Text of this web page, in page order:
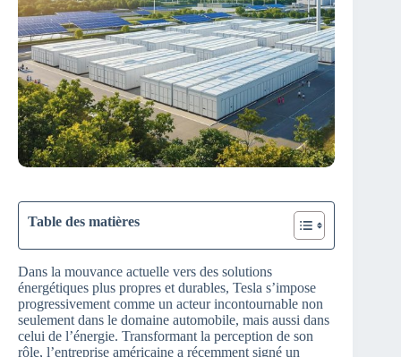
Table des matières
Dans la mouvance actuelle vers des solutions
énergétiques plus propres et durables, Tesla s’impose
progressivement comme un acteur incontournable non
seulement dans le domaine automobile, mais aussi dans
celui de l’énergie. Transformant la perception de son
rôle, l’entreprise américaine a récemment signé un